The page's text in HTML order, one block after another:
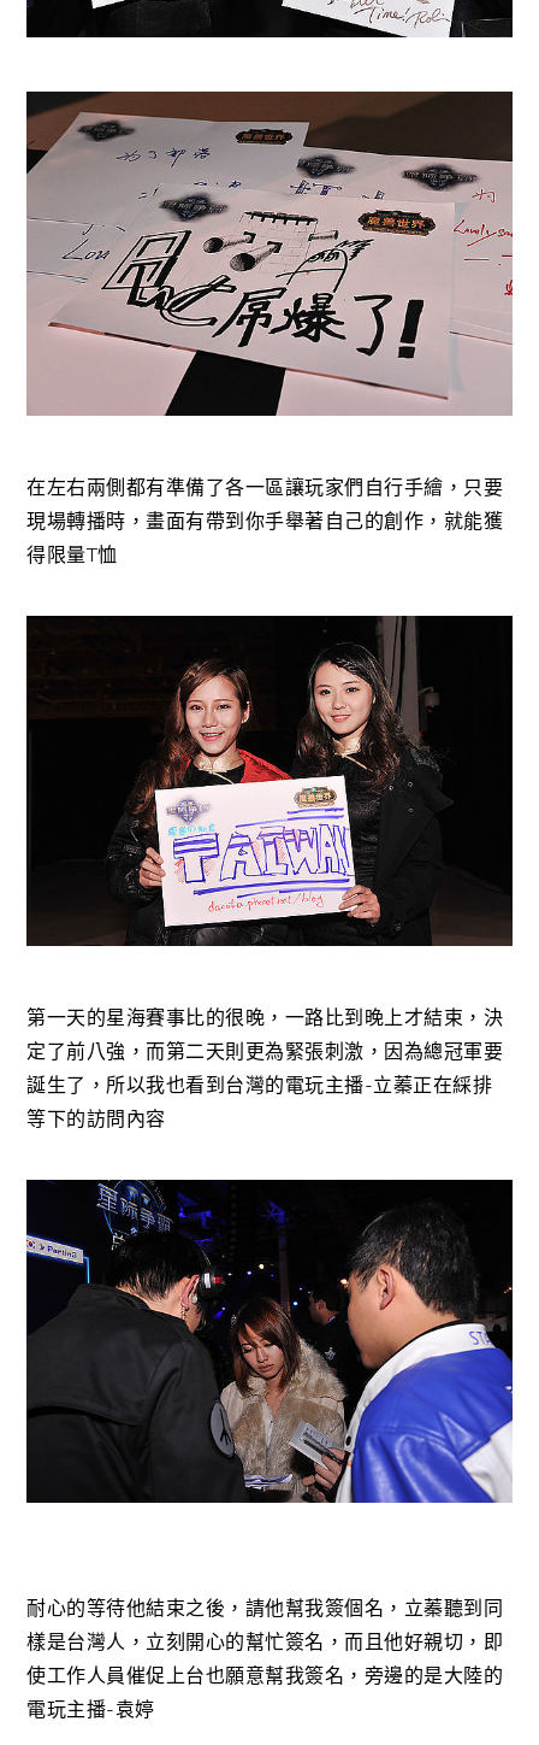
在左右兩側都有準備了各一區讓玩家們自行手繪，只要
現場轉播時，畫面有帶到你手舉著自己的創作，就能獲
得限量T恤
第一天的星海賽事比的很晚，一路比到晚上才結束，決
定了前八強，而第二天則更為緊張刺激，因為總冠軍要
誕生了，所以我也看到台灣的電玩主播-立蓁正在綵排
等下的訪問內容
耐心的等待他結束之後，請他幫我簽個名，立蓁聽到同
樣是台灣人，立刻開心的幫忙簽名，而且他好親切，即
使工作人員催促上台也願意幫我簽名，旁邊的是大陸的
電玩主播-袁婷